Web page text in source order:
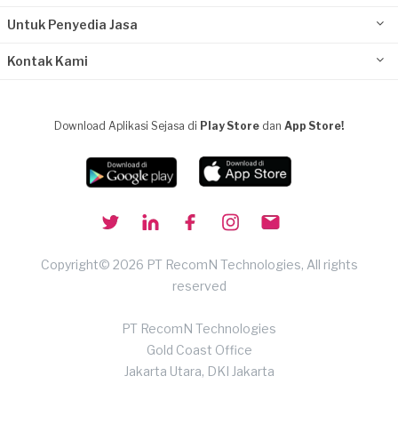
Untuk Penyedia Jasa
Kontak Kami
Download Aplikasi Sejasa di Play Store dan App Store!
Copyright© 2026 PT RecomN Technologies, All rights
reserved
PT RecomN Technologies
Gold Coast Office
Jakarta Utara, DKI Jakarta